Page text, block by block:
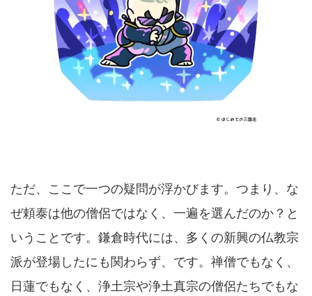
ただ、ここで一つの疑問が浮かびます。つまり、な
ぜ頼泰は他の僧侶ではなく、一遍を選んだのか？と
いうことです。鎌倉時代には、多くの新興の仏教宗
派が登場したにも関わらず、です。禅僧でもなく、
日蓮でもなく、浄土宗や浄土真宗の僧侶たちでもな